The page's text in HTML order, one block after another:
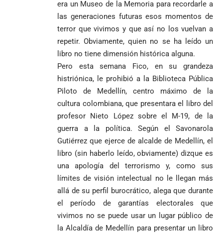
era un Museo de la Memoria para recordarle a
las generaciones futuras esos momentos de
terror que vivimos y que así no los vuelvan a
repetir. Obviamente, quien no se ha leído un
libro no tiene dimensión histórica alguna.
Pero esta semana Fico, en su grandeza
histriónica, le prohibió a la Biblioteca Pública
Piloto de Medellín, centro máximo de la
cultura colombiana, que presentara el libro del
profesor Nieto López sobre el M-19, de la
guerra a la política. Según el Savonarola
Gutiérrez que ejerce de alcalde de Medellín, el
libro (sin haberlo leído, obviamente) dizque es
una apología del terrorismo y, como sus
límites de visión intelectual no le llegan más
allá de su perfil burocrático, alega que durante
el período de garantías electorales que
vivimos no se puede usar un lugar público de
la Alcaldía de Medellín para presentar un libro
Gutiérrez
envía
documentos
al FBI, DEA y
Congreso
contra la ‘paz
total’ por
presuntos
beneficios a
1
Uribe
arremete
contra Petro y
lo
responsabiliza
por la crisis de
la salud en
Colombia
goleó 7-1 a un
valiente
Curazao en su
debut
mundialista
templo de Guarne y
ordena acto de
desagravio